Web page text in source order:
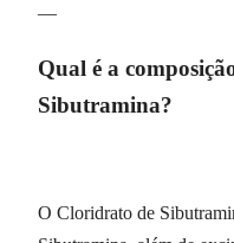
—
Qual é a
Sibutramina?
O Cloridrato de